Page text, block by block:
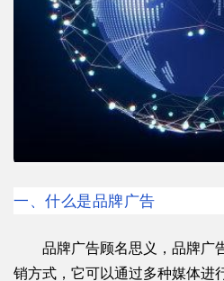
一、什么是品牌广告
品牌广告顾名思义，品牌广
销方式，它可以通过多种媒体进